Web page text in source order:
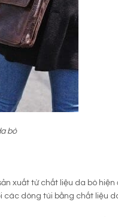
bò
xuất từ chất liệu da bò
các dòng túi bằng chất liệu